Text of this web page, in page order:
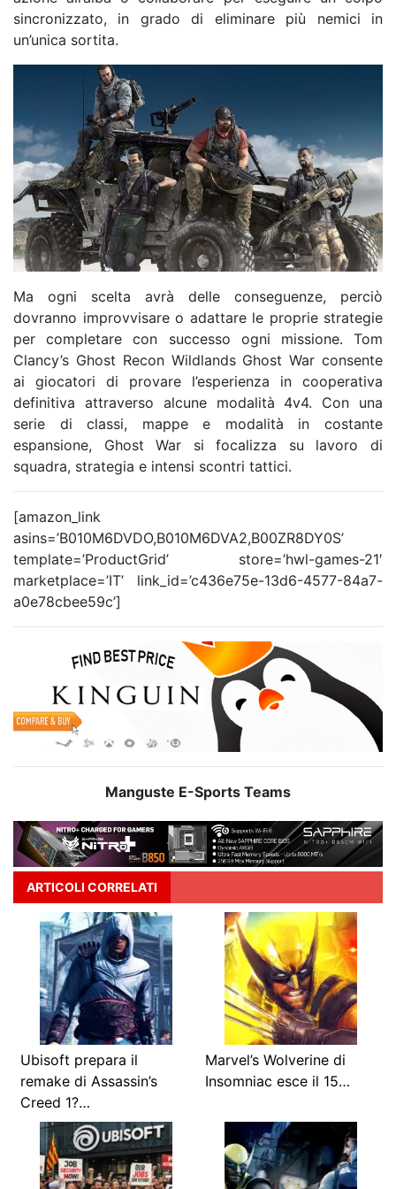
sincronizzato, in grado di eliminare più nemici in
un’unica sortita.
Ma ogni scelta avrà delle conseguenze, perciò
dovranno improvvisare o adattare le proprie strategie
per completare con successo ogni missione. Tom
Clancy’s Ghost Recon Wildlands Ghost War consente
ai giocatori di provare l’esperienza in cooperativa
definitiva attraverso alcune modalità 4v4. Con una
serie di classi, mappe e modalità in costante
espansione, Ghost War si focalizza su lavoro di
squadra, strategia e intensi scontri tattici.
[amazon_link
asins=’B010M6DVDO,B010M6DVA2,B00ZR8DY0S’
template=’ProductGrid’ store=’hwl-games-21′
marketplace=’IT’ link_id=’c436e75e-13d6-4577-84a7-
a0e78cbee59c’]
Manguste E-Sports Teams
ARTICOLI CORRELATI
Ubisoft prepara il
remake di Assassin’s
Creed 1?…
Marvel’s Wolverine di
Insomniac esce il 15…